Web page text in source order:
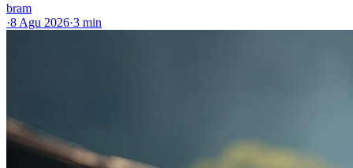
bram
·8 Agu 2026·3 min